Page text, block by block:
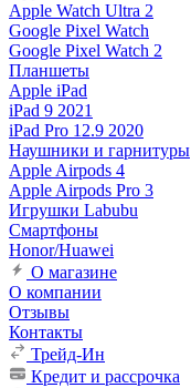
Apple Watch Ultra 2
Google Pixel Watch
Google Pixel Watch 2
Планшеты
Apple iPad
iPad 9 2021
iPad Pro 12.9 2020
Наушники и гарнитуры
Apple Airpods 4
Apple Airpods Pro 3
Игрушки Labubu
Смартфоны
Honor/Huawei
О магазине
О компании
Отзывы
Контакты
Трейд-Ин
Кредит и рассрочка